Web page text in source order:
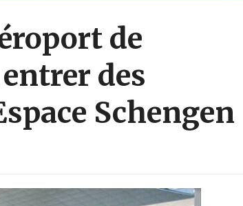
de
des
Schengen